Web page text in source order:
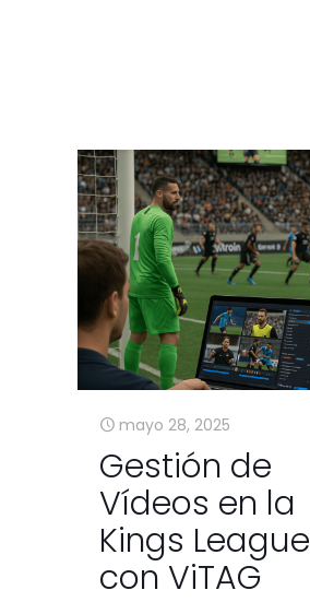
mayo 28, 2025
Gestión de
Vídeos en la
Kings League
con ViTAG